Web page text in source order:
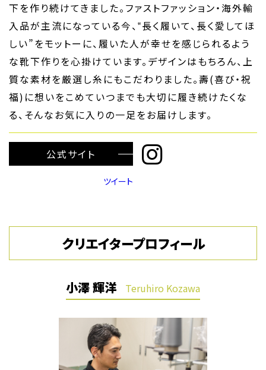
下を作り続けてきました。ファストファッション・海外輸
入品が主流になっている今、‟長く履いて、長く愛してほ
しい”をモットーに、履いた人が幸せを感じられるよう
な靴下作りを心掛けています。デザインはもちろん、上
質な素材を厳選し糸にもこだわりました。壽(喜び・祝
福)に想いをこめていつまでも大切に履き続けたくな
る、そんなお気に入りの一足をお届けします。
公式サイト
ツイート
クリエイタープロフィール
小澤 輝洋 Teruhiro Kozawa